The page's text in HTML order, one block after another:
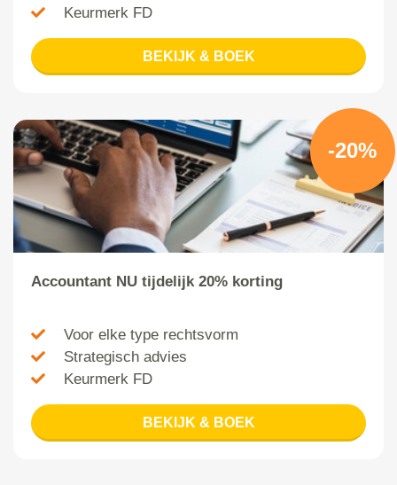
Keurmerk FD
BEKIJK & BOEK
-20%
Accountant NU tijdelijk 20% korting
Voor elke type rechtsvorm
Strategisch advies
Keurmerk FD
BEKIJK & BOEK